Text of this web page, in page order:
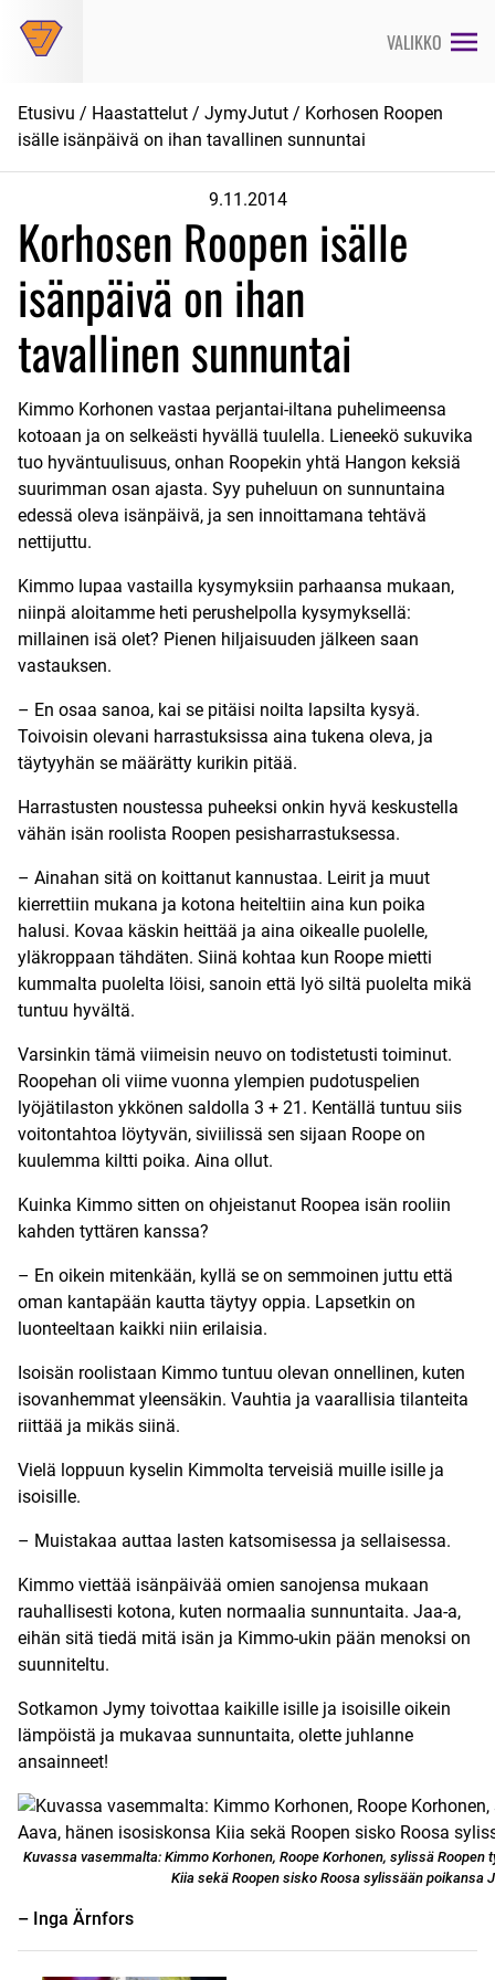
suoraan
VALIKKO
Etusivu / Haastattelut / JymyJutut / Korhosen Roopen
isälle isänpäivä on ihan tavallinen sunnuntai
9.11.2014
Korhosen Roopen isälle
isänpäivä on ihan
tavallinen sunnuntai
Kimmo Korhonen vastaa perjantai-iltana puhelimeensa
kotoaan ja on selkeästi hyvällä tuulella. Lieneekö sukuvika
tuo hyväntuulisuus, onhan Roopekin yhtä Hangon keksiä
suurimman osan ajasta. Syy puheluun on sunnuntaina
edessä oleva isänpäivä, ja sen innoittamana tehtävä
nettijuttu.
Kimmo lupaa vastailla kysymyksiin parhaansa mukaan,
niinpä aloitamme heti perushelpolla kysymyksellä:
millainen isä olet? Pienen hiljaisuuden jälkeen saan
vastauksen.
– En osaa sanoa, kai se pitäisi noilta lapsilta kysyä.
Toivoisin olevani harrastuksissa aina tukena oleva, ja
täytyyhän se määrätty kurikin pitää.
Harrastusten noustessa puheeksi onkin hyvä keskustella
vähän isän roolista Roopen pesisharrastuksessa.
– Ainahan sitä on koittanut kannustaa. Leirit ja muut
kierrettiin mukana ja kotona heiteltiin aina kun poika
halusi. Kovaa käskin heittää ja aina oikealle puolelle,
yläkroppaan tähdäten. Siinä kohtaa kun Roope mietti
kummalta puolelta löisi, sanoin että lyö siltä puolelta mikä
tuntuu hyvältä.
Varsinkin tämä viimeisin neuvo on todistetusti toiminut.
Roopehan oli viime vuonna ylempien pudotuspelien
lyöjätilaston ykkönen saldolla 3 + 21. Kentällä tuntuu siis
voitontahtoa löytyvän, siviilissä sen sijaan Roope on
kuulemma kiltti poika. Aina ollut.
Kuinka Kimmo sitten on ohjeistanut Roopea isän rooliin
kahden tyttären kanssa?
– En oikein mitenkään, kyllä se on semmoinen juttu että
oman kantapään kautta täytyy oppia. Lapsetkin on
luonteeltaan kaikki niin erilaisia.
Isoisän roolistaan Kimmo tuntuu olevan onnellinen, kuten
isovanhemmat yleensäkin. Vauhtia ja vaarallisia tilanteita
riittää ja mikäs siinä.
Vielä loppuun kyselin Kimmolta terveisiä muille isille ja
isoisille.
– Muistakaa auttaa lasten katsomisessa ja sellaisessa.
Kimmo viettää isänpäivää omien sanojensa mukaan
rauhallisesti kotona, kuten normaalia sunnuntaita. Jaa-a,
eihän sitä tiedä mitä isän ja Kimmo-ukin pään menoksi on
suunniteltu.
Sotkamon Jymy toivottaa kaikille isille ja isoisille oikein
lämpöistä ja mukavaa sunnuntaita, olette juhlanne
ansainneet!
Kuvassa vasemmalta: Kimmo Korhonen, Roope Korhonen, sylissä Roopen
Kiia sekä Roopen sisko Roosa sylissään poikansa
– Inga Ärnfors